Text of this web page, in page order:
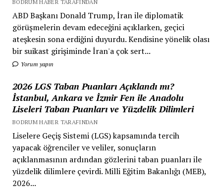
BODRUM HABER TARAFINDAN
ABD Başkanı Donald Trump, İran ile diplomatik
görüşmelerin devam edeceğini açıklarken, geçici
ateşkesin sona erdiğini duyurdu. Kendisine yönelik olası
bir suikast girişiminde İran'a çok sert...
Yorum yapın
2026 LGS Taban Puanları Açıklandı mı?
İstanbul, Ankara ve İzmir Fen ile Anadolu
Liseleri Taban Puanları ve Yüzdelik Dilimleri
BODRUM HABER TARAFINDAN
Liselere Geçiş Sistemi (LGS) kapsamında tercih
yapacak öğrenciler ve veliler, sonuçların
açıklanmasının ardından gözlerini taban puanları ile
yüzdelik dilimlere çevirdi. Milli Eğitim Bakanlığı (MEB),
2026...